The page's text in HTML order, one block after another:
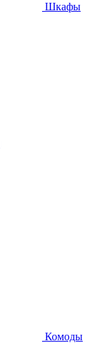
Шкафы
Комоды